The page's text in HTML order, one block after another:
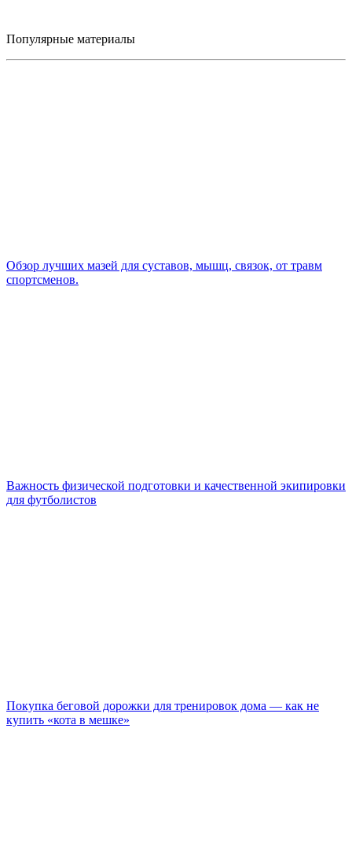
Популярные материалы
Обзор лучших мазей для суставов, мышц, связок, от травм
спортсменов.
Важность физической подготовки и качественной экипировки
для футболистов
Покупка беговой дорожки для тренировок дома — как не
купить «кота в мешке»